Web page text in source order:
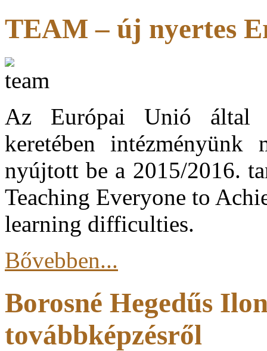
TEAM – új nyertes
Az Európai Unió által
keretében intézményünk
nyújtott be a 2015/2016.
Teaching Everyone to
learning difficulties.
Bővebben...
Borosné Hegedűs
továbbképzésről